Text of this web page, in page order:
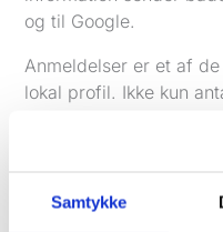
Samtykke
og til Google.
Anmeldelser er et af
lokal profil. Ikke kun
anmeldelser og gode
Det gælder også, når